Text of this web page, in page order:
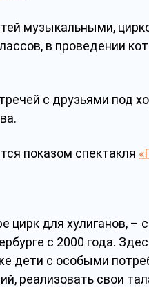
музыкальными,
в проведении
с друзьями под
показом спектакля
цирк для хулиганов, –
с 2000 года.
дети с особыми
реализовать свои